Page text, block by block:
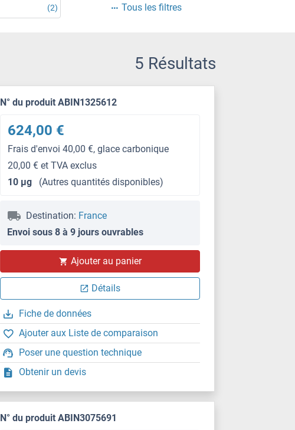
(2) Tous les filtres
5 Résultats
N° du produit ABIN1325612
624,00 €
Frais d'envoi 40,00 €, glace carbonique
20,00 € et TVA exclus
10 μg
(Autres quantités disponibles)
Destination: France
Envoi sous 8 à 9 jours ouvrables
Ajouter au panier
Détails
Fiche de données
Ajouter aux Liste de comparaison
Poser une question technique
Obtenir un devis
N° du produit ABIN3075691